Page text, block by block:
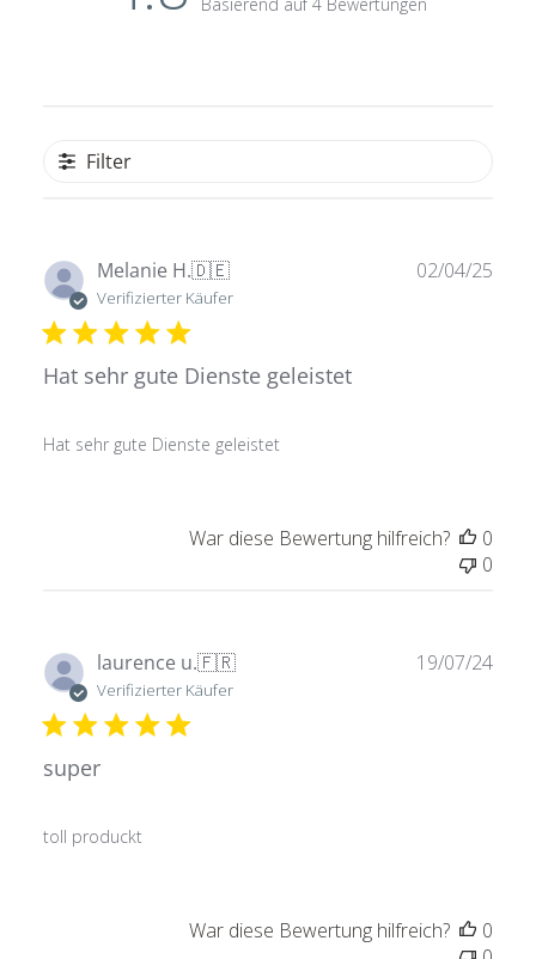
Filter
Melanie H.🇩🇪
Verifizierter Käufer
Hat sehr gute Dienste geleistet
Hat sehr gute Dienste geleistet
02/04/25
War diese Bewertung hilfreich?
0
0
laurence u.🇫🇷
Verifizierter Käufer
super
toll produckt
19/07/24
War diese Bewertung hilfreich?
0